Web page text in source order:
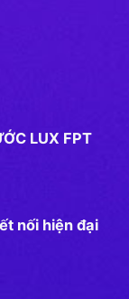
LUX FPT
nối hiện đại